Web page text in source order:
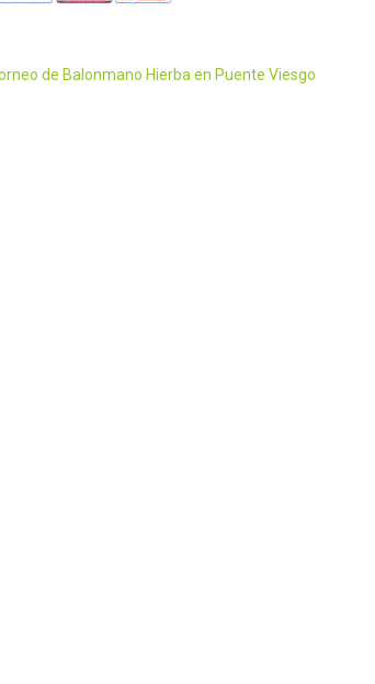
de Balonmano Hierba en Puente Viesgo